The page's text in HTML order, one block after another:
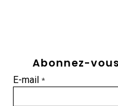
Abonnez-
E-mail*